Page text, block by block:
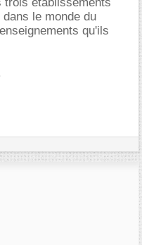
le monde du
qu'ils